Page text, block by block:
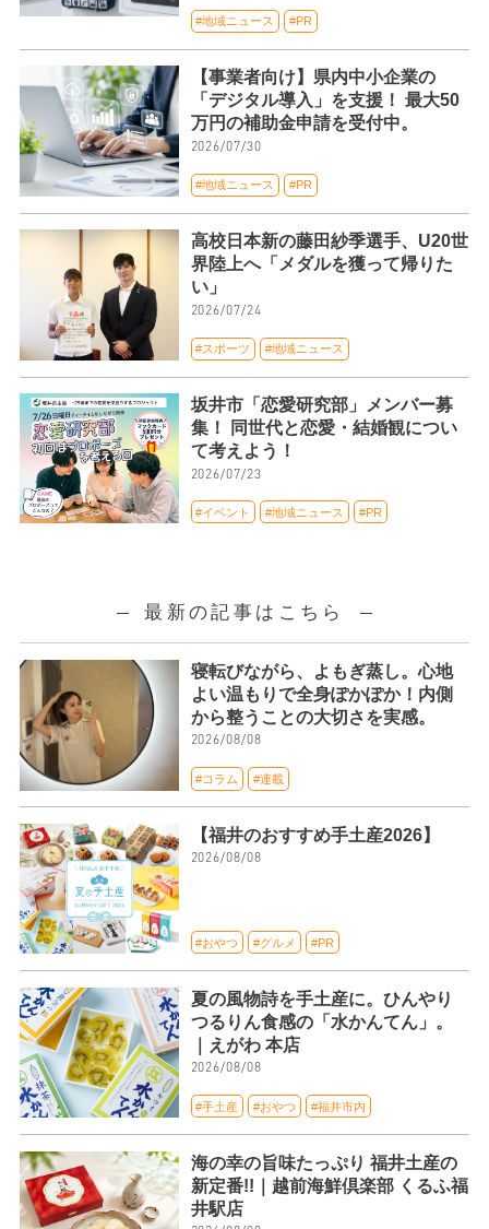
#地域ニュース #PR
【事業者向け】県内中小企業の
「デジタル導入」を支援！ 最大50
万円の補助金申請を受付中。
2026/07/30
#地域ニュース #PR
高校日本新の藤田紗季選手、U20世
界陸上へ「メダルを獲って帰りた
い」
2026/07/24
#スポーツ #地域ニュース
坂井市「恋愛研究部」メンバー募
集！ 同世代と恋愛・結婚観につい
て考えよう！
2026/07/23
#イベント #地域ニュース #PR
最新の記事はこちら
寝転びながら、よもぎ蒸し。心地
よい温もりで全身ぽかぽか！内側
から整うことの大切さを実感。
2026/08/08
#コラム #連載
【福井のおすすめ手土産2026】
2026/08/08
#おやつ #グルメ #PR
夏の風物詩を手土産に。ひんやり
つるりん食感の「水かんてん」。
｜えがわ 本店
2026/08/08
#手土産 #おやつ #福井市内
海の幸の旨味たっぷり 福井土産の
新定番!!｜越前海鮮倶楽部 くるふ福
井駅店